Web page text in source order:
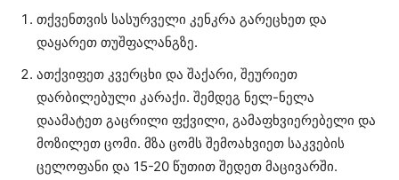
თქვენთვის სასურველი კენკრა გარეცხეთ და
დაყარეთ თუშფალანგზე.
ათქვიფეთ კვერცხი და შაქარი, შეურიეთ
დარბილებული კარაქი. შემდეგ ნელ-ნელა
დაამატეთ გაცრილი ფქვილი, გამაფხვიერებელი და
მოზილეთ ცომი. მზა ცომს შემოახვიეთ საკვების
ცელოფანი და 15-20 წუთით შედეთ მაცივარში.